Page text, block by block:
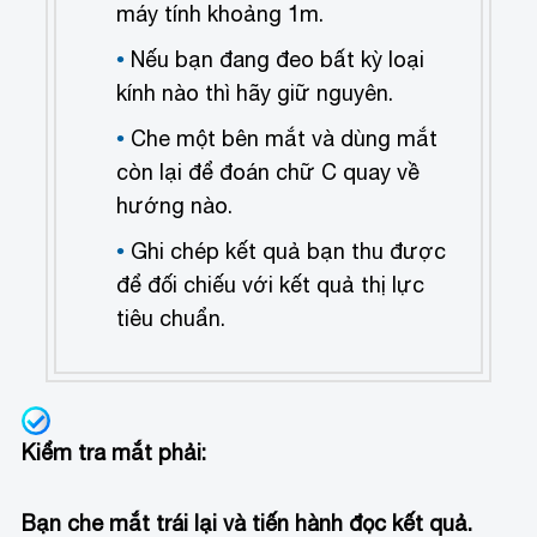
máy tính khoảng 1m.
Nếu bạn đang đeo bất kỳ loại
kính nào thì hãy giữ nguyên.
Che một bên mắt và dùng mắt
còn lại để đoán chữ C quay về
hướng nào.
Ghi chép kết quả bạn thu được
để đối chiếu với kết quả thị lực
tiêu chuẩn.
Kiểm tra mắt phải:
Bạn che mắt trái lại và tiến hành đọc kết quả.